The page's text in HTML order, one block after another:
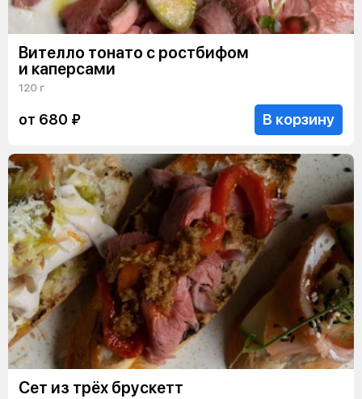
Вителло тонато с ростбифом
и каперсами
120 г
от 680 ₽ В корзину
Сет из трёх брускетт